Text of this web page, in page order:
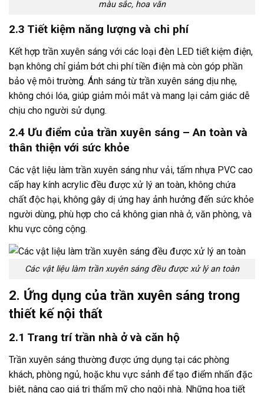
màu sắc, hoa văn
2.3 Tiết kiệm năng lượng và chi phí
Kết hợp trần xuyên sáng với các loại đèn LED tiết kiệm điện,
bạn không chỉ giảm bớt chi phí tiền điện mà còn góp phần
bảo vệ môi trường. Ánh sáng từ trần xuyên sáng dịu nhẹ,
không chói lóa, giúp giảm mỏi mắt và mang lại cảm giác dễ
chịu cho người sử dụng.
2.4 Ưu điểm của trần xuyên sáng – An toàn và
thân thiện với sức khỏe
Các vật liệu làm trần xuyên sáng như vải, tấm nhựa PVC cao
cấp hay kính acrylic đều được xử lý an toàn, không chứa
chất độc hại, không gây dị ứng hay ảnh hưởng đến sức khỏe
người dùng, phù hợp cho cả không gian nhà ở, văn phòng, và
khu vực công cộng.
Các vật liệu làm trần xuyên sáng đều được xử lý an toàn
2. Ứng dụng của trần xuyên sáng trong
thiết kế nội thất
2.1 Trang trí trần nhà ở và căn hộ
Trần xuyên sáng thường được ứng dụng tại các phòng
khách, phòng ngủ, hoặc khu vực sảnh để tạo điểm nhấn đặc
biệt, nâng cao giá trị thẩm mỹ cho ngôi nhà. Những họa tiết